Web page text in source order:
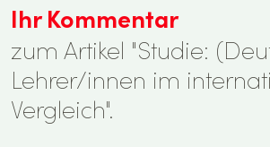
Ihr Kommentar
zum Artikel "Studie:
Lehrer/innen im
Vergleich".